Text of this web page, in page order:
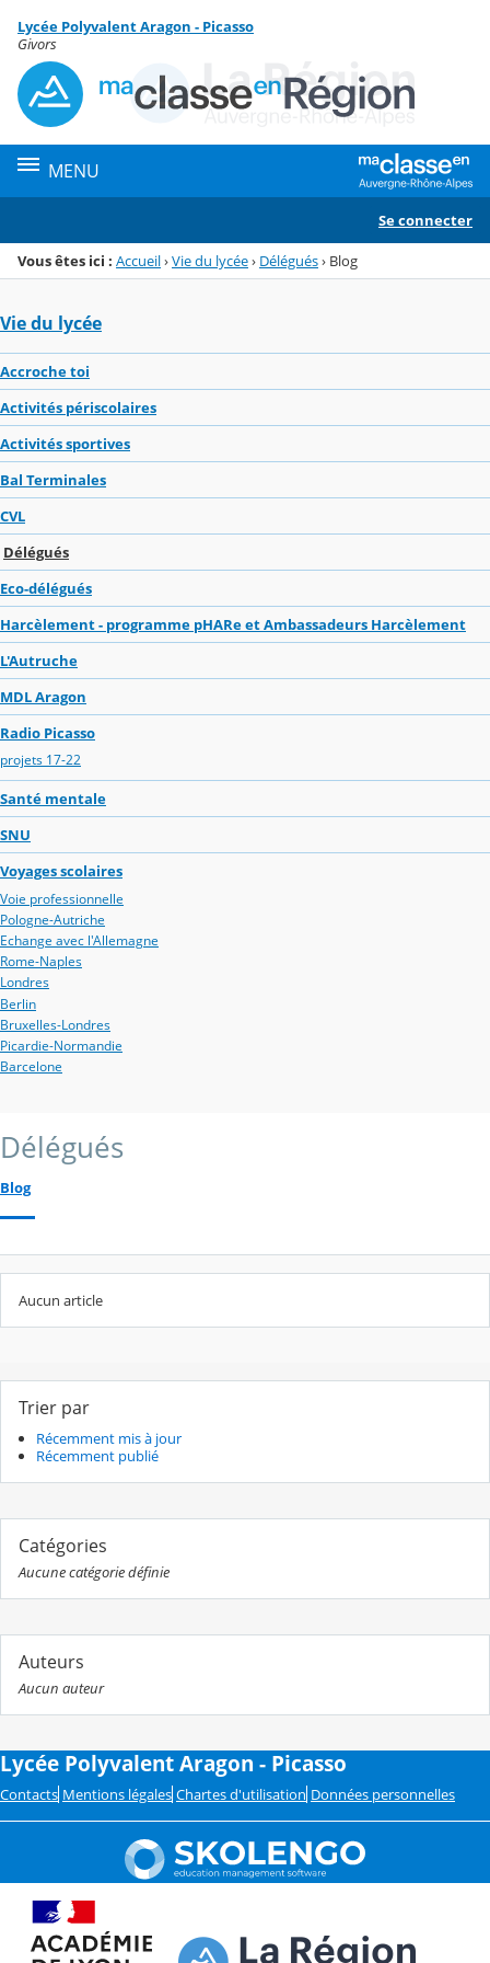
Menu de la rubrique
Contenu
Lycée Polyvalent Aragon - Picasso
Givors
MENU
Se connecter
Vous êtes ici : Accueil›Vie du lycée› Délégués› Blog
Vie du lycée
Accroche toi
Activités périscolaires
Activités sportives
Bal Terminales
CVL
Délégués
Eco-délégués
Harcèlement - programme pHARe et Ambassadeurs Harcèlement
L'Autruche
MDL Aragon
Radio Picasso
projets 17-22
Santé mentale
SNU
Voyages scolaires
Voie professionnelle
Pologne-Autriche
Echange avec l'Allemagne
Rome-Naples
Londres
Berlin
Bruxelles-Londres
Picardie-Normandie
Barcelone
Délégués
Blog
Aucun article
Trier par
Récemment mis à jour
Récemment publié
Catégories
Aucune catégorie définie
Auteurs
Aucun auteur
Lycée Polyvalent Aragon - Picasso
Contacts Mentions légales Chartes d'utilisation Données personnelles